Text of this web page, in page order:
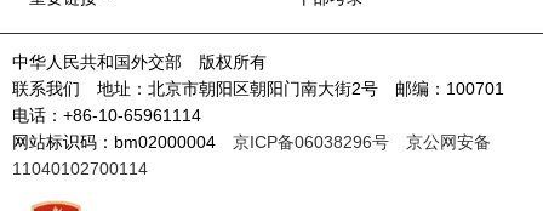
中华人民共和国外交部 版权所有
联系我们 地址：北京市朝阳区朝阳门南大街2号 邮编：100701
电话：+86-10-65961114
网站标识码：bm02000004 京ICP备06038296号
京公网安备
11040102700114